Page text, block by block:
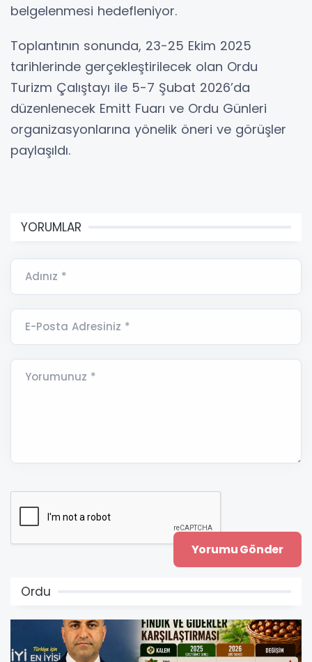
belgelenmesi hedefleniyor.
Toplantının sonunda, 23-25 Ekim 2025
tarihlerinde gerçekleştirilecek olan Ordu
Turizm Çalıştayı ile 5-7 Şubat 2026’da
düzenlenecek Emitt Fuarı ve Ordu Günleri
organizasyonlarına yönelik öneri ve görüşler
paylaşıldı.
YORUMLAR
Adınız *
E-Posta Adresiniz *
Yorumunuz *
Ordu